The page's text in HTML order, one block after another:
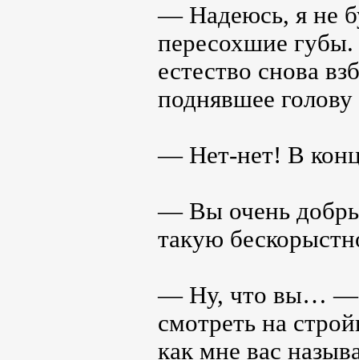
— Надеюсь, я не
пересохшие губы.
естество снова
поднявшее
— Нет-нет! В
— Вы очень
такую
— Ну, что вы… —
смотреть на
как мне вас